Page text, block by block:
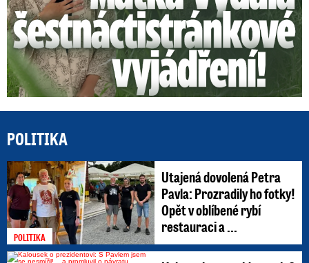
POLITIKA
POLITIKA
Utajená dovolená Petra
Pavla: Prozradily ho fotky!
Opět v oblíbené rybí
restauraci a ...